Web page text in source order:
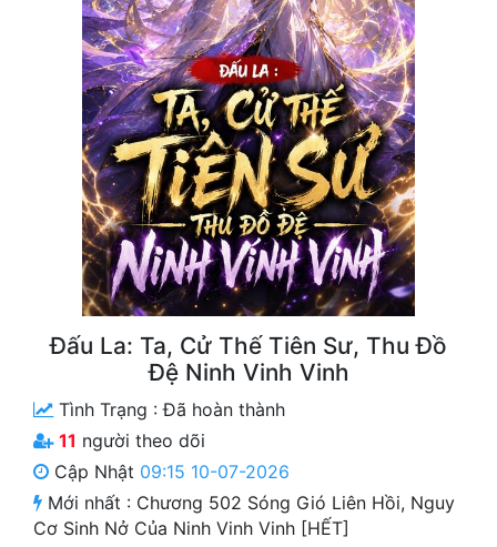
Truyện Convert
Truyện Dịch
Truyện Nhập Môn
Truyện ngắn
Cạnh Kỹ
Du Hí
Dã Sử
Đấu La: Ta, Cử Thế Tiên Sư, Thu Đồ
Đệ Ninh Vinh Vinh
Tình Trạng :Đã hoàn thành
11 người theo dõi
Cập Nhật 09:15 10-07-2026
Mới nhất : Chương 502 Sóng Gió Liên Hồi, Nguy
Cơ Sinh Nở Của Ninh Vinh Vinh [HẾT]